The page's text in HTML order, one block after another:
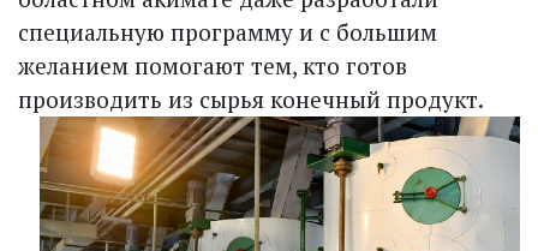
специальную программу и с большим
желанием помогают тем, кто готов
производить из сырья конечный продукт.